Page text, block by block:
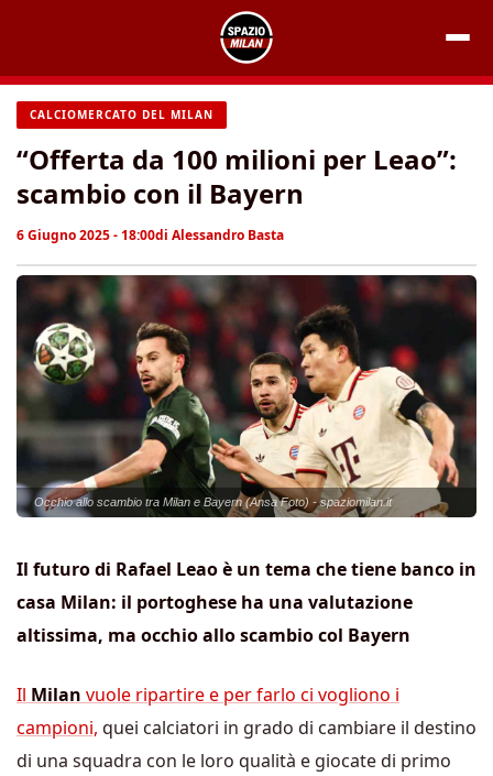
contenuto
CALCIOMERCATO DEL MILAN
“Offerta da 100 milioni per Leao”:
scambio con il Bayern
6 Giugno 2025 - 18:00di Alessandro Basta
Occhio allo scambio tra Milan e Bayern (Ansa Foto) - spaziomilan.it
Il futuro di Rafael Leao è un tema che tiene banco in
casa Milan: il portoghese ha una valutazione
altissima, ma occhio allo scambio col Bayern
Il Milan vuole ripartire e per farlo ci vogliono i
campioni, quei calciatori in grado di cambiare il destino
di una squadra con le loro qualità e giocate di primo